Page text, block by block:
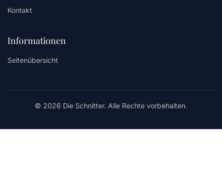
Kontakt
Informationen
Seitenübersicht
© 2026 Die Schnitter. Alle Rechte vorbehalten.